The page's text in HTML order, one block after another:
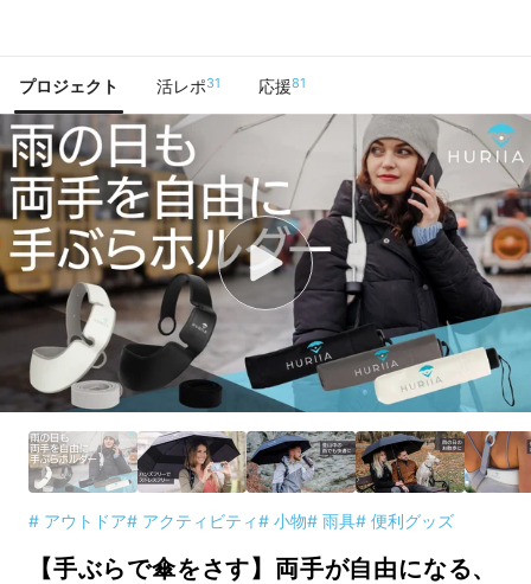
プロジェクト 活レポ31 応援81
# アウトドア# アクティビティ# 小物# 雨具# 便利グッズ
【手ぶらで傘をさす】両手が自由になる、